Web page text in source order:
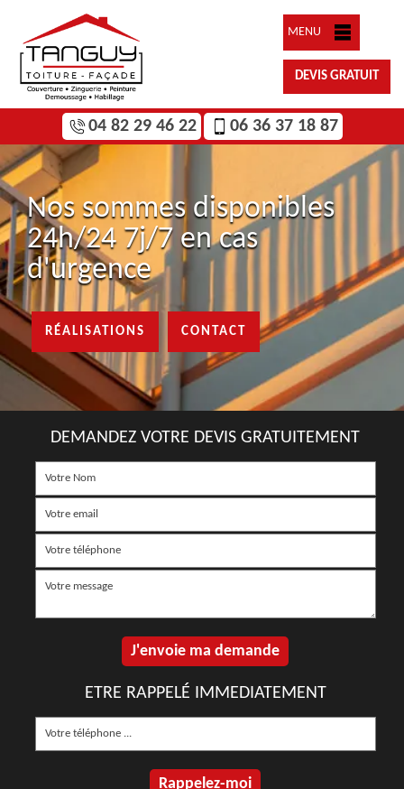
MENU
DEVIS GRATUIT
04 82 29 46 22 06 36 37 18 87
Nos sommes disponibles
24h/24 7j/7 en cas
d'urgence
RÉALISATIONS CONTACT
DEMANDEZ VOTRE DEVIS GRATUITEMENT
ETRE RAPPELÉ IMMEDIATEMENT